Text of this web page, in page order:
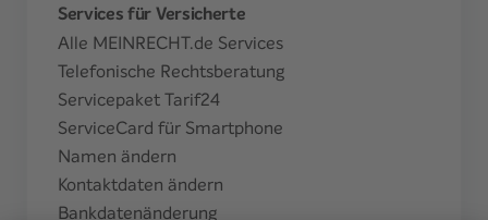
Services für Versicherte
Alle MEINRECHT.de Services
Telefonische Rechtsberatung
Servicepaket Tarif24
ServiceCard für Smartphone
Namen ändern
Kontaktdaten ändern
Bankdatenänderung